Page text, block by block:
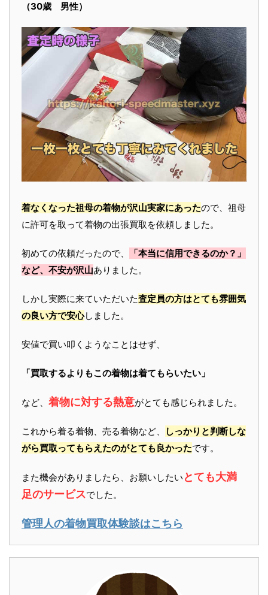
（30歳 男性）
着なくなった祖母の着物が沢山実家にあったので、祖母
に許可を取って着物の出張買取を依頼しました。
初めての依頼だったので、
「本当に信用できるのか？」
など、不安が沢山ありました。
しかし実際に来ていただいた査定員の方はとても雰囲気
の良い方で安心しました。
安値で買い叩くようなことはせず、
「買取するよりもこの着物は着てもらいたい」
など、 着物に対する熱意がとても感じられました。
これから着る着物、売る着物など、
しっかりと判断しな
がら買取ってもらえたのがとても良かったです。
また機会がありましたら、お願いしたい とても大満
足のサービスでした。
管理人の着物買取体験談はこちら